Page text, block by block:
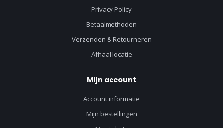
Privacy Policy
Betaalmethoden
Verzenden & Retourneren
Afhaal locatie
Mijn account
Account informatie
Mijn bestellingen